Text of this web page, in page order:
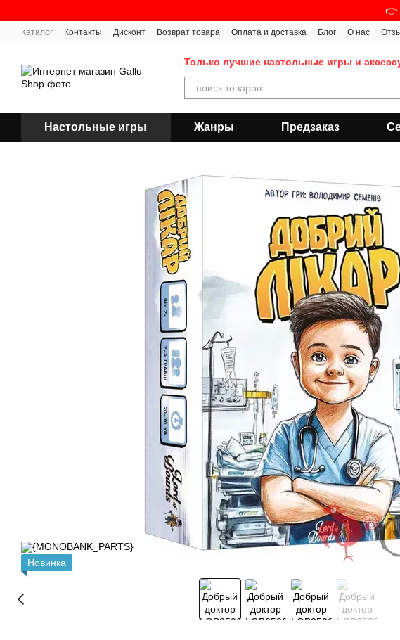
👉
Каталог Контакты Дисконт Возврат товара Оплата и доставка Блог О нас
Только лучшие настольные игры и
Настольные игры Жанры Предзаказ
Новинка